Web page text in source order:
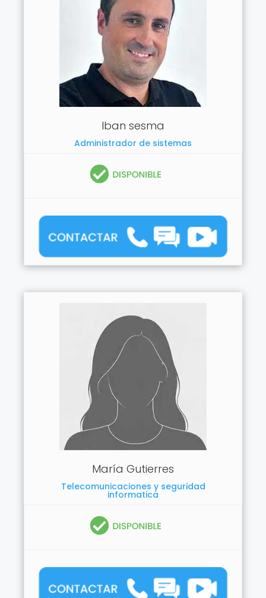
Iban sesma
Administrador de sistemas
María Gutierres
Telecomunicaciones y seguridad
informatica